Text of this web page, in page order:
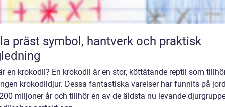
hantverk och praktisk
en krokodil? En krokodil är en stor, köttätande reptil som
krokodildjur. Dessa fantastiska varelser har funnits på
miljoner år och tillhör en av de äldsta nu levande